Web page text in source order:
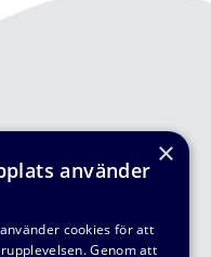
nyhetsbrev!
år med aktuella
reportage,
×
använder
cookies för att
Genom att